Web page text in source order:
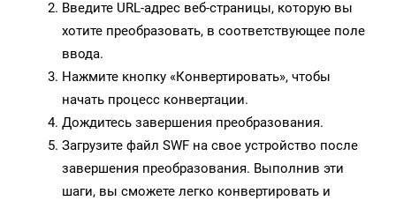
Введите URL-адрес веб-страницы, которую вы
хотите преобразовать, в соответствующее поле
ввода.
Нажмите кнопку «Конвертировать», чтобы
начать процесс конвертации.
Дождитесь завершения преобразования.
Загрузите файл SWF на свое устройство после
завершения преобразования. Выполнив эти
шаги, вы сможете легко конвертировать и